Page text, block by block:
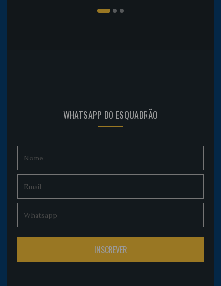
WHATSAPP DO ESQUADRÃO